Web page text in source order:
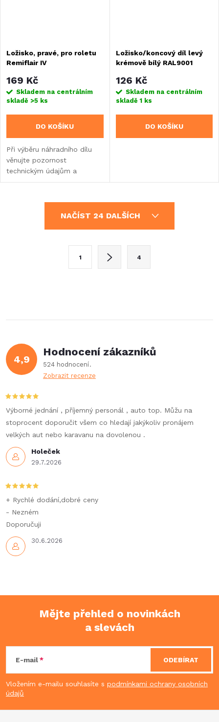
Ložisko, pravé, pro roletu
Remiflair IV
169 Kč
Skladem na centrálním
skladě >5 ks
DO KOŠÍKU
Při výběru náhradního dílu
věnujte pozornost
technickým údajům a
informacím o výrobku.
Ložisko/koncový díl levý
krémově bílý RAL9001
126 Kč
Skladem na centrálním
skladě1 ks
DO KOŠÍKU
í
p
v
k
y
v
ý
p
i
s
NAČÍST 24 DALŠÍCH
k
v
á
n
1 4
4,9
Hodnocení zákazníků
524 hodnocení
Zobrazit recenze
Holeček
29.7.2026
Výborné jednání , příjemný personál , auto top. Můžu na
stoprocent doporučit všem co hledají jakýkoliv pronájem
velkých aut nebo karavanu na dovolenou .
30.6.2026
+ Rychlé dodání,dobré ceny
- Nezném
Doporučuji
p
a
Mějte přehled o novinkách
a slevách
E-mail
Vložením e-mailu souhlasíte s podmínkami ochrany osobních
údajů
ODEBÍRAT